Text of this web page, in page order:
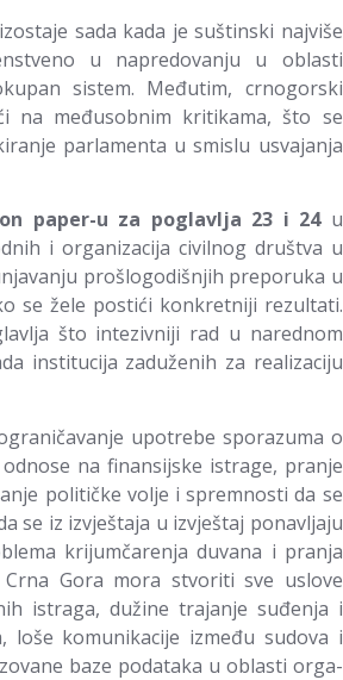
sada kada je suštinski najviše
u napredovanju u oblasti
sistem. Međutim, crnogorski
na međusobnim kritikama, što se
parlamenta u smislu usvajanja
paper-u za poglavlja 23 i 24u
i organizacija civilnog društva u
prošlogodišnjih preporuka u
se žele postići konkretniji rezultati.
što intezivniji rad u narednom
institucija zaduženih za realizaciju
upotrebe sporazuma o
na finansijske istrage, pranje
političke volje i spremnosti da se
se iz izvještaja u izvještaj ponavljaju
krijumčarenja duvana i pranja
Gora mora stvoriti sve uslove
istraga, dužine trajanje suđenja i
loše komunikacije između sudova i
baze podataka u oblasti orga­